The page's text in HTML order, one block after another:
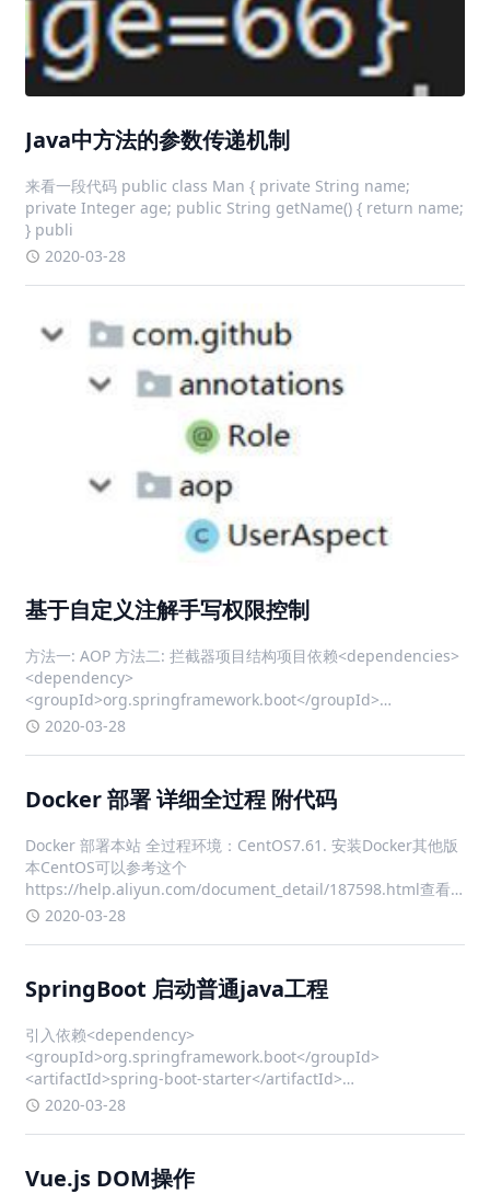
Java中方法的参数传递机制
来看一段代码 public class Man { private String name;
private Integer age; public String getName() { return name;
} publi
2020-03-28
基于自定义注解手写权限控制
方法一: AOP 方法二: 拦截器项目结构项目依赖<dependencies>
<dependency>
<groupId>org.springframework.boot</groupId>
<artifactId>spring-boot-starter-w
2020-03-28
Docker 部署 详细全过程 附代码
Docker 部署本站 全过程环境：CentOS7.61. 安装Docker其他版
本CentOS可以参考这个
https://help.aliyun.com/document_detail/187598.html查看
本机内核版本，内核版本需高于 3.10uname -r 确保 yum 包最新
2020-03-28
SpringBoot 启动普通java工程
引入依赖<dependency>
<groupId>org.springframework.boot</groupId>
<artifactId>spring-boot-starter</artifactId>
<version>2.0.9</version> </dependency>
2020-03-28
Vue.js DOM操作